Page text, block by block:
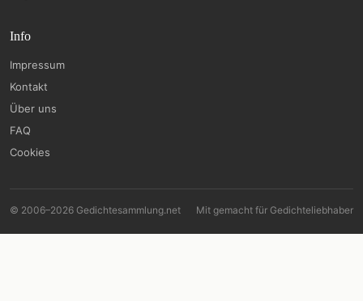
Info
Impressum
Kontakt
Über uns
FAQ
Cookies
© 2006–2026 Gedichtesammlung.net Mit gemacht für Gedichteliebhaber